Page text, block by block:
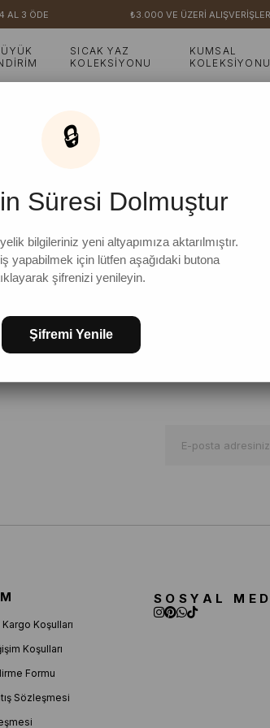
AL 3 ÖDE ₺3.000 VE ÜZERİ
SICAK YAZ
KOLEKSİYONU
KUMSAL
KOLEKSİYONU
Koşulları
Koşulları
Formu
Sözleşmesi
SOSYAL
🔒
Süresi Dolmuştur
bilgileriniz yeni altyapımıza aktarılmıştır.
yapabilmek için lütfen aşağıdaki butona
şifrenizi yenileyin.
Şifremi Yenile